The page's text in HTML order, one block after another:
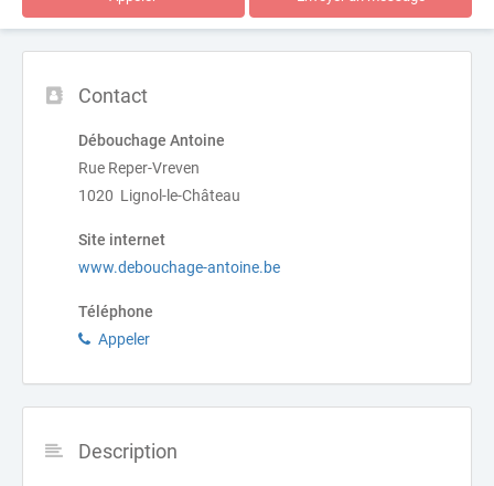
Contact
Débouchage Antoine
Rue Reper-Vreven
1020 Lignol-le-Château
Site internet
www.debouchage-antoine.be
Téléphone
Appeler
Description